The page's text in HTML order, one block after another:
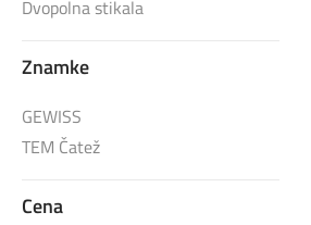
Dvopolna stikala
Znamke
GEWISS
TEM Čatež
Cena